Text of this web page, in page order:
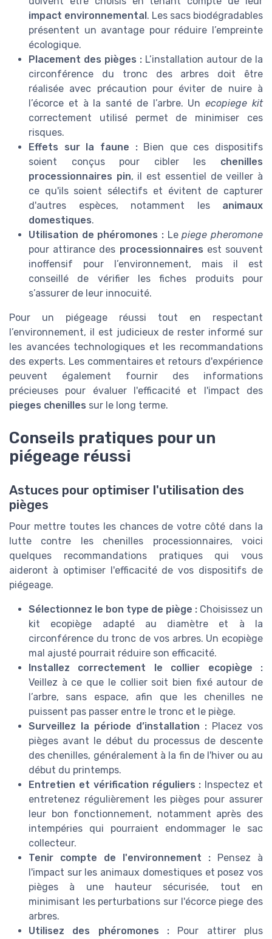
impact environnemental. Les sacs biodégradables
présentent un avantage pour réduire l’empreinte
écologique.
Placement des pièges : L’installation autour de la
circonférence du tronc des arbres doit être
réalisée avec précaution pour éviter de nuire à
l’écorce et à la santé de l’arbre. Unecopiege kit
correctement utilisé permet de minimiser ces
risques.
Effets sur la faune :Bien que ces dispositifs
soient conçus pour cibler les chenilles
processionnaires pin, il est essentiel de veiller à
ce qu'ils soient sélectifs et évitent de capturer
d'autres espèces, notamment les animaux
domestiques.
Utilisation de phéromones : Lepiege pheromone
pour attirance des processionnaires est souvent
inoffensif pour l’environnement, mais il est
conseillé de vérifier les fiches produits pour
s’assurer de leur innocuité.
Pour un piégeage réussi tout en respectant
l’environnement, il est judicieux de rester informé sur
les avancées technologiques et les recommandations
des experts. Les commentaires et retours d'expérience
peuvent également fournir des informations
précieuses pour évaluer l'efficacité et l'impact des
pieges chenilles sur le long terme.
Conseils pratiques pour un
piégeage réussi
Astuces pour optimiser l'utilisation des
pièges
Pour mettre toutes les chances de votre côté dans la
lutte contre les chenilles processionnaires, voici
quelques recommandations pratiques qui vous
aideront à optimiser l'efficacité de vos dispositifs de
piégeage.
Sélectionnez le bon type de piège : Choisissez un
kit ecopiège adapté au diamètre et à la
circonférence du tronc de vos arbres. Un ecopiège
mal ajusté pourrait réduire son efficacité.
Installez correctement le collier ecopiège :
Veillez à ce que le collier soit bien fixé autour de
l’arbre, sans espace, afin que les chenilles ne
puissent pas passer entre le tronc et le piège.
Surveillez la période d’installation : Placez vos
pièges avant le début du processus de descente
des chenilles, généralement à la fin de l'hiver ou au
début du printemps.
Entretien et vérification réguliers : Inspectez et
entretenez régulièrement les pièges pour assurer
leur bon fonctionnement, notamment après des
intempéries qui pourraient endommager le sac
collecteur.
Tenir compte de l'environnement : Pensez à
l'impact sur les animaux domestiques et posez vos
pièges à une hauteur sécurisée, tout en
minimisant les perturbations sur l'écorce piege des
arbres.
Utilisez des phéromones : Pour attirer plus